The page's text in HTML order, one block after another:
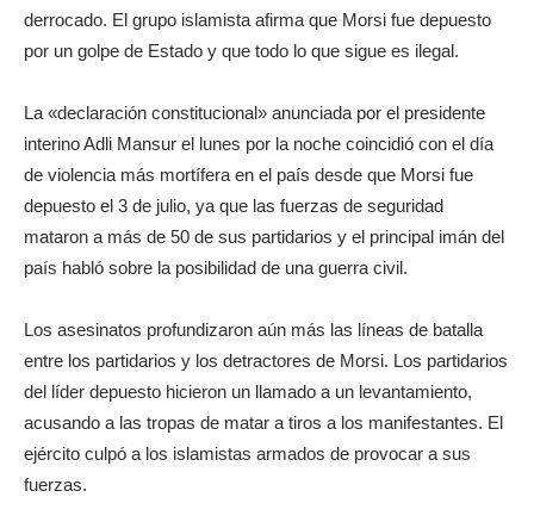
derrocado. El grupo islamista afirma que Morsi fue depuesto
por un golpe de Estado y que todo lo que sigue es ilegal.
La «declaración constitucional» anunciada por el presidente
interino Adli Mansur el lunes por la noche coincidió con el día
de violencia más mortífera en el país desde que Morsi fue
depuesto el 3 de julio, ya que las fuerzas de seguridad
mataron a más de 50 de sus partidarios y el principal imán del
país habló sobre la posibilidad de una guerra civil.
Los asesinatos profundizaron aún más las líneas de batalla
entre los partidarios y los detractores de Morsi. Los partidarios
del líder depuesto hicieron un llamado a un levantamiento,
acusando a las tropas de matar a tiros a los manifestantes. El
ejército culpó a los islamistas armados de provocar a sus
fuerzas.